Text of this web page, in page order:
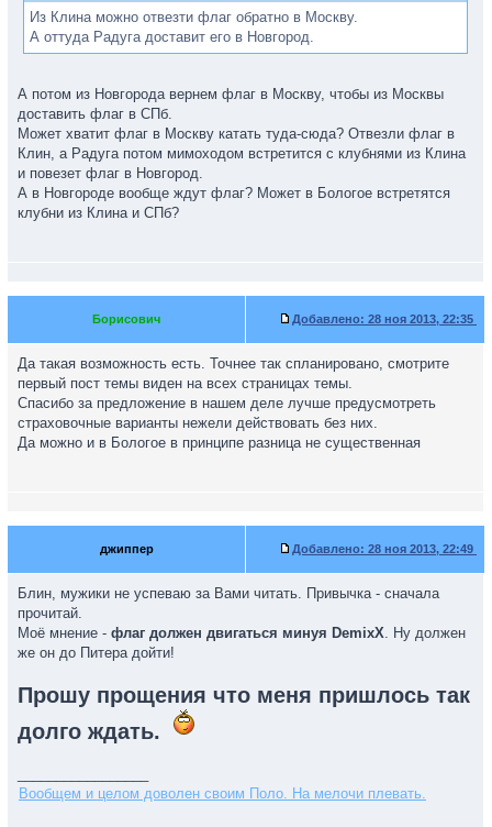
Из Клина можно отвезти флаг обратно в Москву.
А оттуда Радуга доставит его в Новгород.
А потом из Новгорода вернем флаг в Москву, чтобы из Москвы
доставить флаг в СПб.
Может хватит флаг в Москву катать туда-сюда? Отвезли флаг в
Клин, а Радуга потом мимоходом встретится с клубнями из Клина
и повезет флаг в Новгород.
А в Новгороде вообще ждут флаг? Может в Бологое встретятся
клубни из Клина и СПб?
Борисович Добавлено: 28 ноя 2013, 22:35
Да такая возможность есть. Точнее так спланировано, смотрите
первый пост темы виден на всех страницах темы.
Спасибо за предложение в нашем деле лучше предусмотреть
страховочные варианты нежели действовать без них.
Да можно и в Бологое в принципе разница не существенная
джиппер Добавлено: 28 ноя 2013, 22:49
Блин, мужики не успеваю за Вами читать. Привычка - сначала
прочитай.
Моё мнение - флаг должен двигаться минуя DemixX. Ну должен
же он до Питера дойти!
Прошу прощения что меня пришлось так
долго ждать.
Вообщем и целом доволен своим Поло. На мелочи плевать.